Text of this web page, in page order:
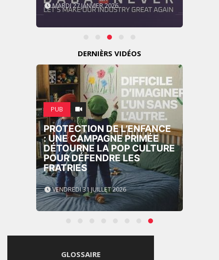
MARDI 27 JANVIER 2026
DERNIÈRS VIDÉOS
PUB
PROTECTION DE L’ENFANCE
: UNE CAMPAGNE PRIMÉE
DÉTOURNE LA POP CULTURE
POUR DÉFENDRE LES
FRATRIES
VENDREDI 31 JUILLET 2026
GLOSSAIRE